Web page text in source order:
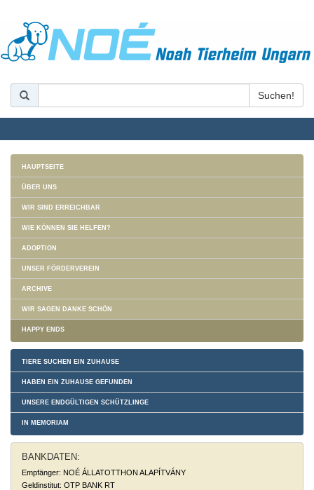
HAUPTSEITE
ÜBER UNS
WIR SIND ERREICHBAR
WIE KÖNNEN SIE HELFEN?
ADOPTION
UNSER FÖRDERVEREIN
ARCHIVE
WIR SAGEN DANKE SCHÖN
HAPPY ENDS
TIERE SUCHEN EIN ZUHAUSE
HABEN EIN ZUHAUSE GEFUNDEN
UNSERE ENDGÜLTIGEN SCHÜTZLINGE
IN MEMORIAM
BANKDATEN:
Empfänger: NOÉ ÁLLATOTTHON ALAPÍTVÁNY
Geldinstitut: OTP BANK RT